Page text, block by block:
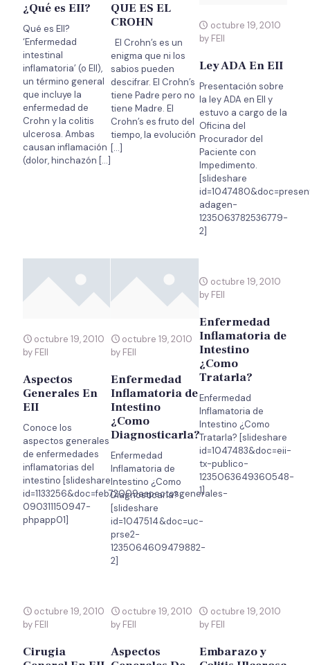
¿Qué es EII?
Qué es EII?
‘Enfermedad
intestinal
inflamatoria’ (o EII),
un término general
que incluye la
enfermedad de
Crohn y la colitis
ulcerosa. Ambas
causan inflamación
(dolor, hinchazón […]
QUE ES EL
CROHN
El Crohn’s es un
enigma que ni los
sabios pueden
descifrar. El Crohn’s
tiene Padre pero no
tiene Madre. El
Crohn’s es fruto del
tiempo, la evolución
[…]
octubre 19, 2010
by FEII
Ley ADA En EII
Presentación sobre
la ley ADA en EII y
estuvo a cargo de la
Oficina del
Procurador del
Paciente con
Impedimento.
[slideshare
adagen-
1235063782536779-
2]
octubre 19, 2010
by FEII
Aspectos
Generales En
EII
Conoce los
aspectos generales
de enfermedades
inflamatorias del
intestino [slideshare
id=1133256&doc=feb72009aspectosgenerales-
090311150947-
phpapp01]
octubre 19, 2010
by FEII
Enfermedad
Inflamatoria de
Intestino
¿Como
Diagnosticarla?
Enfermedad
Inflamatoria de
Intestino ¿Como
Diagnosticarla?
[slideshare
id=1047514&doc=uc-
prse2-
1235064609479882-
2]
octubre 19, 2010
by FEII
Enfermedad
Inflamatoria de
Intestino
¿Como
Tratarla?
Enfermedad
Inflamatoria de
Intestino ¿Como
Tratarla? [slideshare
id=1047483&doc=eii-
tx-publico-
1235063649360548-
1]
octubre 19, 2010
by FEII
Cirugia
octubre 19, 2010
by FEII
Aspectos
octubre 19, 2010
by FEII
Embarazo y